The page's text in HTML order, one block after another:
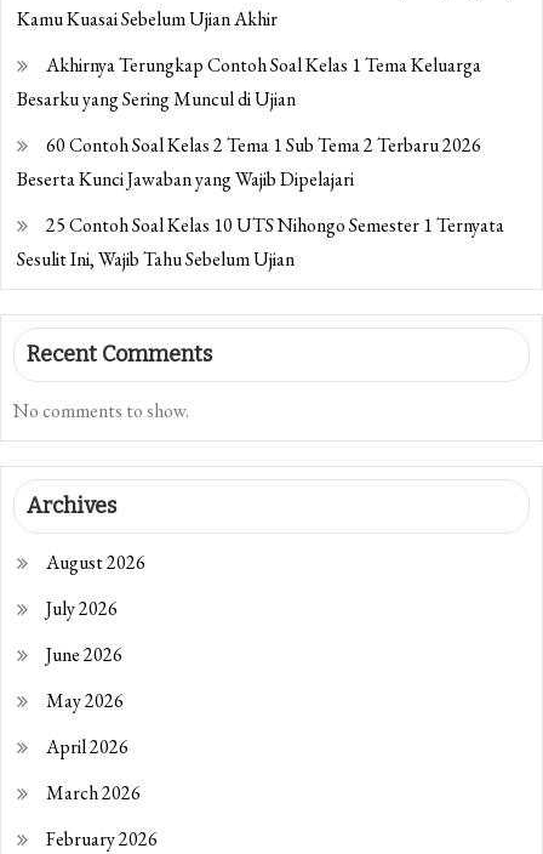
Kamu Kuasai Sebelum Ujian Akhir
Akhirnya Terungkap Contoh Soal Kelas 1 Tema Keluarga
Besarku yang Sering Muncul di Ujian
60 Contoh Soal Kelas 2 Tema 1 Sub Tema 2 Terbaru 2026
Beserta Kunci Jawaban yang Wajib Dipelajari
25 Contoh Soal Kelas 10 UTS Nihongo Semester 1 Ternyata
Sesulit Ini, Wajib Tahu Sebelum Ujian
Recent Comments
No comments to show.
Archives
August 2026
July 2026
June 2026
May 2026
April 2026
March 2026
February 2026